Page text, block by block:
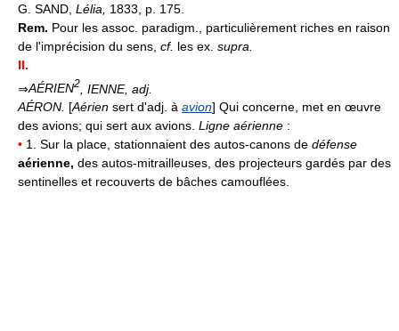
G. SAND, Lélia, 1833, p. 175.
Rem. Pour les assoc. paradigm., particulièrement riches en raison
de l'imprécision du sens, cf. les ex. supra.
II.
⇒AÉRIEN2 , IENNE, adj.
AÉRON. [Aérien sert d'adj. à avion] Qui concerne, met en œuvre
des avions; qui sert aux avions. Ligne aérienne :
• 1. Sur la place, stationnaient des autos-canons de défense
aérienne, des autos-mitrailleuses, des projecteurs gardés par des
sentinelles et recouverts de bâches camouflées.